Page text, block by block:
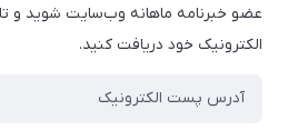
عضو خبرنامه ماهانه وب‌سایت شوید و
الکترونیک خود دریافت کنید.